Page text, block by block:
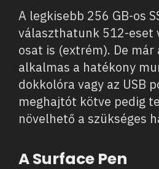
A legkisebb 256 GB-os
választhatunk 512-eset
osat is (extrém). De már
alkalmas a hatékony
dokkolóra vagy az USB
meghajtót kötve pedig
növelhető a szükséges
A Surface Pen